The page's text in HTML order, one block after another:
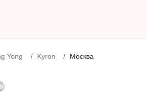
Yong Kyron Москва